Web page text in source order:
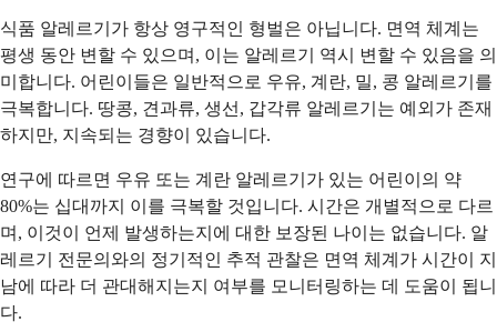
식품 알레르기가 항상 영구적인 형벌은 아닙니다. 면역 체계는
평생 동안 변할 수 있으며, 이는 알레르기 역시 변할 수 있음을 의
미합니다. 어린이들은 일반적으로 우유, 계란, 밀, 콩 알레르기를
극복합니다. 땅콩, 견과류, 생선, 갑각류 알레르기는 예외가 존재
하지만, 지속되는 경향이 있습니다.
연구에 따르면 우유 또는 계란 알레르기가 있는 어린이의 약
80%는 십대까지 이를 극복할 것입니다. 시간은 개별적으로 다르
며, 이것이 언제 발생하는지에 대한 보장된 나이는 없습니다. 알
레르기 전문의와의 정기적인 추적 관찰은 면역 체계가 시간이 지
남에 따라 더 관대해지는지 여부를 모니터링하는 데 도움이 됩니
다.